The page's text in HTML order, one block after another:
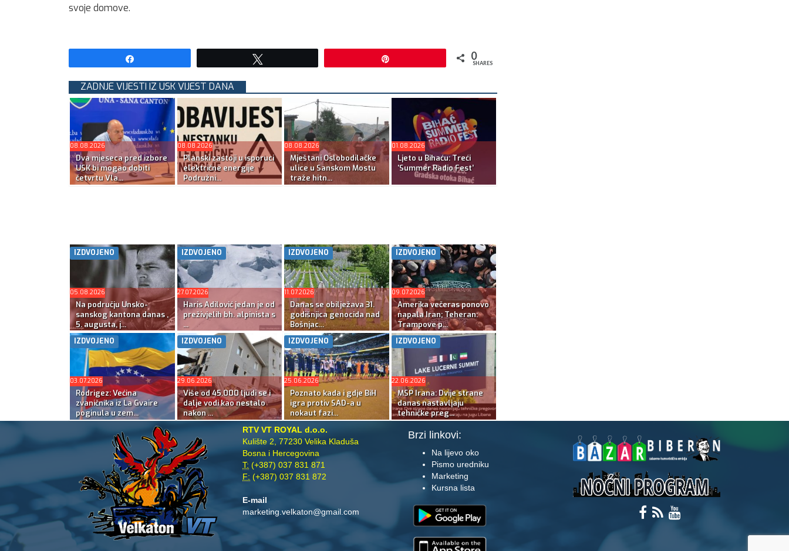
svoje domove.
0
SHARES
ZADNJE VIJESTI IZ USK VIJEST DANA
08.08.2026
Dva mjeseca pred izbore
USK bi mogao dobiti
četvrtu Vla...
08.08.2026
Planski zastoji u isporuci
električne energije
Podružni...
08.08.2026
Mještani Oslobodilačke
ulice u Sanskom Mostu
traže hitn...
01.08.2026
Ljeto u Bihaću: Treći
‘Summer Radio Fest’
IZDVOJENO
05.08.2026
Na području Unsko-
sanskog kantona danas ,
5. augusta, j...
IZDVOJENO
27.07.2026
Haris Adilović jedan je od
preživjelih bh. alpinista s
...
IZDVOJENO
11.07.2026
Danas se obilježava 31.
godišnjica genocida nad
Bošnjac...
IZDVOJENO
09.07.2026
Amerika večeras ponovo
napala Iran; Teheran:
Trampove p...
IZDVOJENO
03.07.2026
Rodrigez: Većina
zvaničnika iz La Gvaire
poginula u zem...
IZDVOJENO
29.06.2026
Više od 45.000 ljudi se i
dalje vodi kao nestalo
nakon ...
IZDVOJENO
25.06.2026
Poznato kada i gdje BiH
igra protiv SAD-a u
nokaut fazi...
IZDVOJENO
22.06.2026
MSP Irana: Dvije strane
danas nastavljaju
tehničke preg...
RTV VT ROYAL d.o.o.
Kulište 2, 77230 Velika Kladuša
Bosna i Hercegovina
T: (+387) 037 831 871
F: (+387) 037 831 872
E-mail
marketing.velkaton@gmail.com
Brzi linkovi:
Na lijevo oko
Pismo uredniku
Marketing
Kursna lista